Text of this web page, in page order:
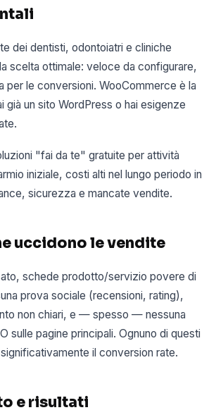
dei dentisti, odontoiatri e cliniche
scelta ottimale: veloce da configurare,
per le conversioni. WooCommerce è la
già un sito WordPress o hai esigenze
"fai da te" gratuite per attività
iniziale, costi alti nel lungo periodo in
sicurezza e mancate vendite.
uccidono le vendite
schede prodotto/servizio povere di
prova sociale (recensioni, rating),
non chiari, e — spesso — nessuna
sulle pagine principali. Ognuno di questi
il conversion rate.
e risultati